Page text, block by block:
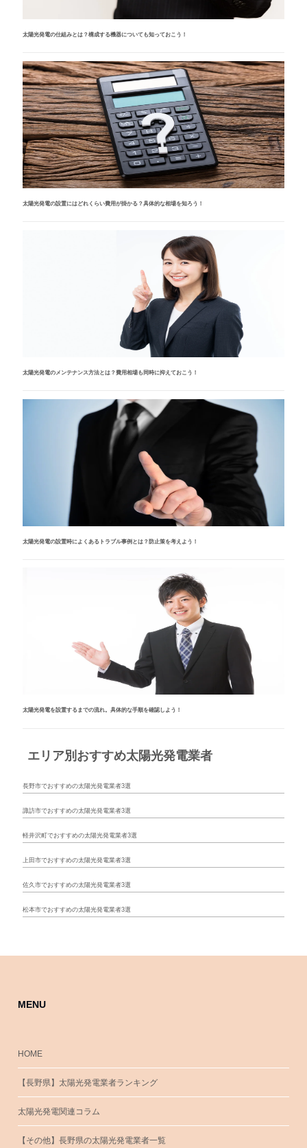
太陽光発電の仕組みとは？構成する機器についても知っておこう！
太陽光発電の設置にはどれくらい費用が掛かる？具体的な相場を知ろう！
太陽光発電のメンテナンス方法とは？費用相場も同時に抑えておこう！
太陽光発電の設置時によくあるトラブル事例とは？防止策を考えよう！
太陽光発電を設置するまでの流れ。具体的な手順を確認しよう！
エリア別おすすめ太陽光発電業者
長野市でおすすめの太陽光発電業者3選
諏訪市でおすすめの太陽光発電業者3選
軽井沢町でおすすめの太陽光発電業者3選
上田市でおすすめの太陽光発電業者3選
佐久市でおすすめの太陽光発電業者3選
松本市でおすすめの太陽光発電業者3選
MENU
HOME
【長野県】太陽光発電業者ランキング
太陽光発電関連コラム
【その他】長野県の太陽光発電業者一覧